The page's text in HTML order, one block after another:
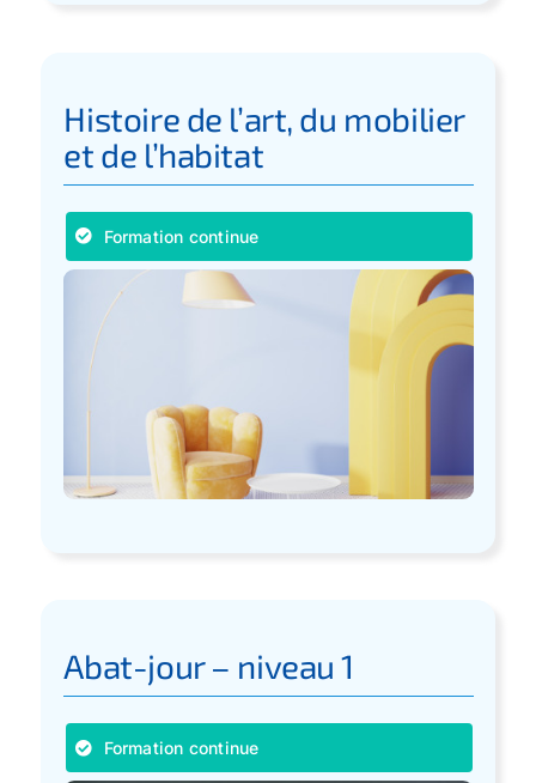
Histoire de l’art, du mobilier
et de l’habitat
Formation continue
Abat-jour – niveau 1
Formation continue